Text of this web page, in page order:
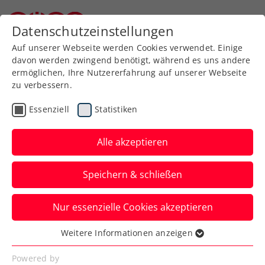
Zurück zur Newsübersicht
Rollstuhltennis
French Open: Österreich
auch bei den Offiziellen
stark vertreten
Eva Rungaldier und Martine Stauder
fungieren in Paris als Linienrichterin. Mit
Datenschutzeinstellungen
Auf unserer Webseite werden Cookies verwendet. Einige
davon werden zwingend benötigt, während es uns andere
ermöglichen, Ihre Nutzererfahrung auf unserer Webseite
zu verbessern.
Essenziell Statistiken
Alle akzeptieren
Speichern & schließen
Nur essenzielle Cookies akzeptieren
Essenziell
Essenzielle Cookies werden für grundlegende
Weitere Informationen anzeigen
Powered by